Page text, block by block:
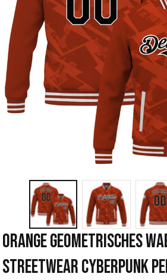
Orange Geometrisches
Streetwear Cyberpunk